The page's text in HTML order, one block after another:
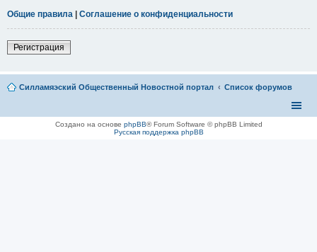
Общие правила | Соглашение о конфиденциальности
Регистрация
Силламяэский Общественный Новостной портал Список форумов
Создано на основе phpBB® Forum Software © phpBB Limited
Русская поддержка phpBB